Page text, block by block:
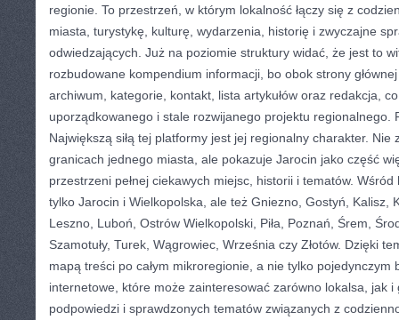
regionie. To przestrzeń, w którym lokalność łączy się z
miasta, turystykę, kulturę, wydarzenia, historię i zwyczajne
odwiedzających. Już na poziomie struktury widać, że jest to
rozbudowane kompendium informacji, bo obok strony
archiwum, kategorie, kontakt, lista artykułów oraz redakcja,
uporządkowanego i stale rozwijanego projektu regionalnego.
Największą siłą tej platformy jest jej regionalny charakter. Nie
granicach jednego miasta, ale pokazuje Jarocin jako część
przestrzeni pełnej ciekawych miejsc, historii i tematów.
tylko Jarocin i Wielkopolska, ale też Gniezno, Gostyń, Kalisz,
Leszno, Luboń, Ostrów Wielkopolski, Piła, Poznań, Śrem,
Szamotuły, Turek, Wągrowiec, Września czy Złotów. Dzięki
mapą treści po całym mikroregionie, a nie tylko pojedynczym
internetowe, które może zainteresować zarówno lokalsa, jak
podpowiedzi i sprawdzonych tematów związanych z